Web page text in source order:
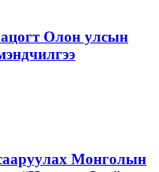
Олон улсын
Монголын